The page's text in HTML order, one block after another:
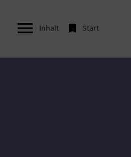
 Inhalt  Start